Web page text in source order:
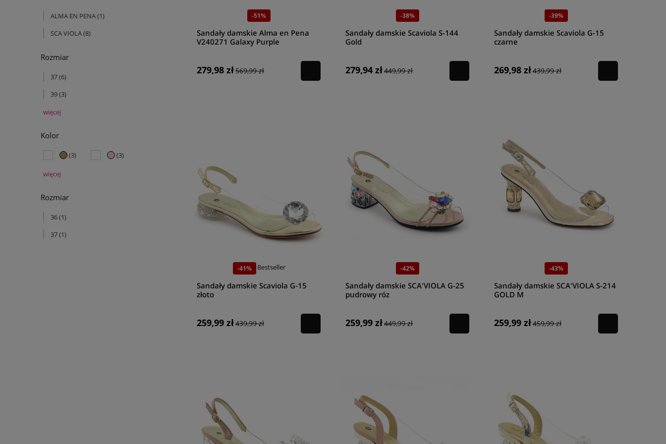
ALMA EN PENA(1)
SCA VIOLA(8)
Rozmiar
37(6)
39(3)
więcej
Kolor
(3) (3)
więcej
Rozmiar
36(1)
37(1)
-51%
Sandały damskie Alma en Pena
V240271 Galaxy Purple
279,98 zł569,99 zł
-38%
Sandały damskie Scaviola S-144
Gold
279,94 zł449,99 zł
-39%
Sandały damskie Scaviola G-15
czarne
269,98 zł439,99 zł
-41% Bestseller
Sandały damskie Scaviola G-15
złoto
259,99 zł439,99 zł
-42%
Sandały damskie SCA'VIOLA G-25
pudrowy róz
259,99 zł449,99 zł
-43%
Sandały damskie SCA'VIOLA S-214
GOLD M
259,99 zł459,99 zł